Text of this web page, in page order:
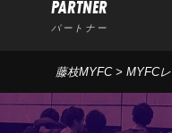
PARTNER
パートナー
藤枝MYFC> MYFC